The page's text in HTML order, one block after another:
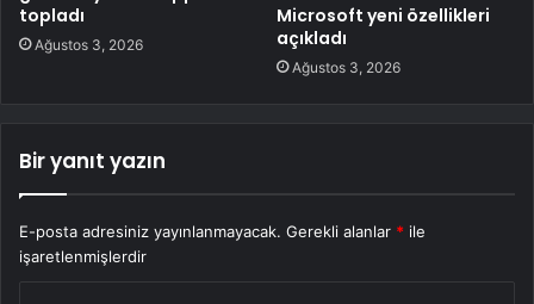
topladı
Ağustos 3, 2026
Microsoft yeni özellikleri
açıkladı
Ağustos 3, 2026
Bir yanıt yazın
E-posta adresiniz yayınlanmayacak. Gerekli alanlar * ile
işaretlenmişlerdir